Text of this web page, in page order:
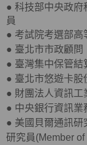
● 科技部中央政府
員
● 考試院考選部高
● 臺北市市政顧問
● 臺灣集中保管結
● 臺北市悠遊卡股
● 財團法人資訊工
● 中央銀行資訊業
● 美國貝爾通訊研
研究員(Member